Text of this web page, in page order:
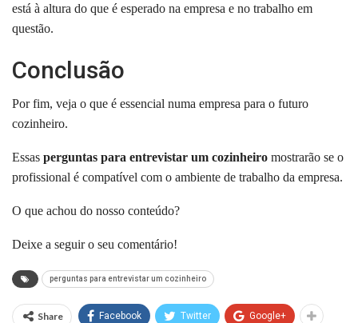
está à altura do que é esperado na empresa e no trabalho em
questão.
Conclusão
Por fim, veja o que é essencial numa empresa para o futuro
cozinheiro.
Essas perguntas para entrevistar um cozinheiro mostrarão se o
profissional é compatível com o ambiente de trabalho da empresa.
O que achou do nosso conteúdo?
Deixe a seguir o seu comentário!
perguntas para entrevistar um cozinheiro
Share Facebook Twitter Google+